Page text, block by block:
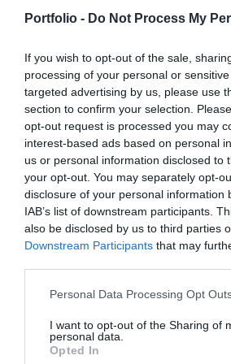
Portfolio - Do Not Process My
If you wish to opt-out of the sale,
processing of your personal or
targeted advertising by us, please use
section to confirm your selection.
opt-out request is processed you may
interest-based ads based on personal
us or personal information disclosed to
your opt-out. You may separately opt-
disclosure of your personal information
IAB’s list of downstream participants.
also be disclosed by us to third parties
Downstream Participants that may
Personal Data Processing Opt
I want to opt-out of the Sharing of
personal data.
Opted In
szereplője – a termelők, az
kereskedők – számára egyaránt
szolgálhatnak. Emellett a rendezvény
körű bemutatkozási és piacépítési
agráriumot kiszolgáló vállalkozások
integrátorok, gépforgalmazók,
szolgáltatók – számára. A konferencia a tartalmas
programkínálaton túl alkalmat
kapcsolatépítésre, a networkingre és
tárgyalásokra, a színvonalas
kerekasztal-beszélgetések mellett
műsorral járul hozzá a résztvevők
kikapcsolódásához. A Portfolio Csoport az Agrárszektor
Konferencián adja át tizenegy
évente odaítélhető díjakat, amelyek az
eredményeinek elismeréséül
agrárium legmeghatározóbb
Elképesztő ütemben digitalizálódik
megszűnnek, a fiókokba, személyes
legkomplexebb ügyekben járunk,
órában kommunikálunk, ügyeket
digitális világot, a belső működést és
endeket is feje tetejére állítja az AI-
agentic AI trend. Az önállóan
ügynökök, illetve az egyes üzleti,
adminisztratív folyamatokat
vállalti megoldások korábban
és rendkívüli hatékonyságbeli
cégeknek. MIt kezdünk a megnyert
mesterséges intelligencia? Mire jó a
többek között ezekre a kérdésekre is
és adunk!
RÉSZLETEK & JEGYEK
DEEP TECH 2026
2026. november 18. Radisson Blu
A következő évtizedek technológiai
azon, ki képes létrehozni, legyártani
technológiákat, amelyek nélkül